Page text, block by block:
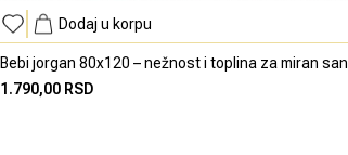
Dodaj u korpu
Bebi jorgan 80x120 – nežnost i toplina za miran san
1.790,00 RSD